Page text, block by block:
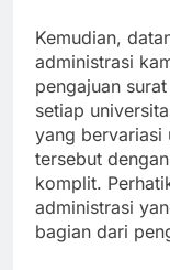
Kemudian,
administrasi
pengajuan
setiap
yang bervariasi
tersebut
komplit.
administrasi
bagian dari